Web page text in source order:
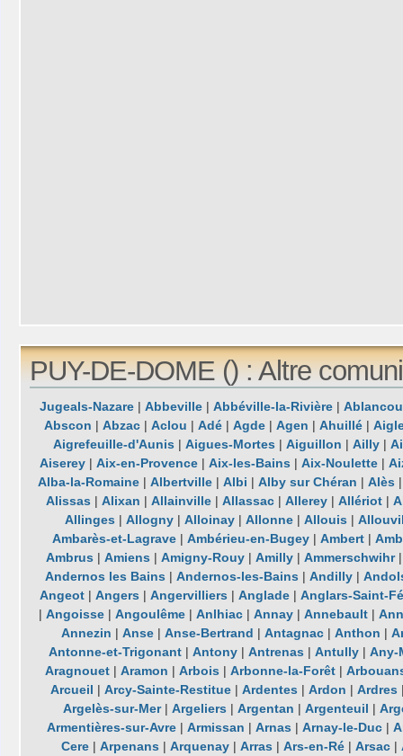
PUY-DE-DOME () : Altre
Jugeals-Nazare |Abbeville |Abbéville-la-Rivière |
Abscon | Abzac| Aclou | Adé| Agde| Agen | Ahuillé|
Aigrefeuille-d'Aunis | Aigues-Mortes | Aiguillon | Ailly|
Aiserey| Aix-en-Provence| Aix-les-Bains | Aix-Noulette|
Alba-la-Romaine| Albertville| Albi | Alby sur Chéran | Alès
Alissas | Alixan | Allainville| Allassac| Allerey| Allériot|
Allinges | Allogny| Alloinay| Allonne| Allouis |
Ambarès-et-Lagrave| Ambérieu-en-Bugey| Ambert|
Ambrus |Amiens |Amigny-Rouy |Amilly |Ammerschwihr
Andernos les Bains | Andernos-les-Bains | Andilly|
Angeot| Angers | Angervilliers | Anglade| Anglars-Saint-
| Angoisse| Angoulême| Anlhiac| Annay| Annebault|
Annezin | Anse| Anse-Bertrand | Antagnac| Anthon |
Antonne-et-Trigonant |Antony |Antrenas |Antully |Any-
Aragnouet| Aramon | Arbois | Arbonne-la-Forêt|
Arcueil |Arcy-Sainte-Restitue |Ardentes |Ardon |Ardres
Argelès-sur-Mer| Argeliers | Argentan | Argenteuil |
Armentières-sur-Avre |Armissan |Arnas |Arnay-le-Duc |
Cere |Arpenans |Arquenay |Arras |Ars-en-Ré |Arsac |